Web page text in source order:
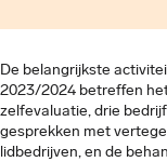
De belangrijkste
2023/2024 betreffen
zelfevaluatie, drie
gesprekken met
lidbedrijven, en de